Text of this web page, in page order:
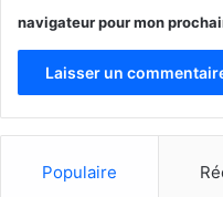
navigateur pour mon
Populaire